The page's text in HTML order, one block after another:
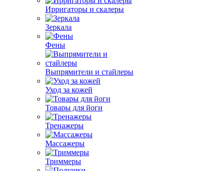
Ирригаторы и скалеры
Зеркала
Фены
Выпрямители и стайлеры
Уход за кожей
Товары для йоги
Тренажеры
Массажеры
Триммеры